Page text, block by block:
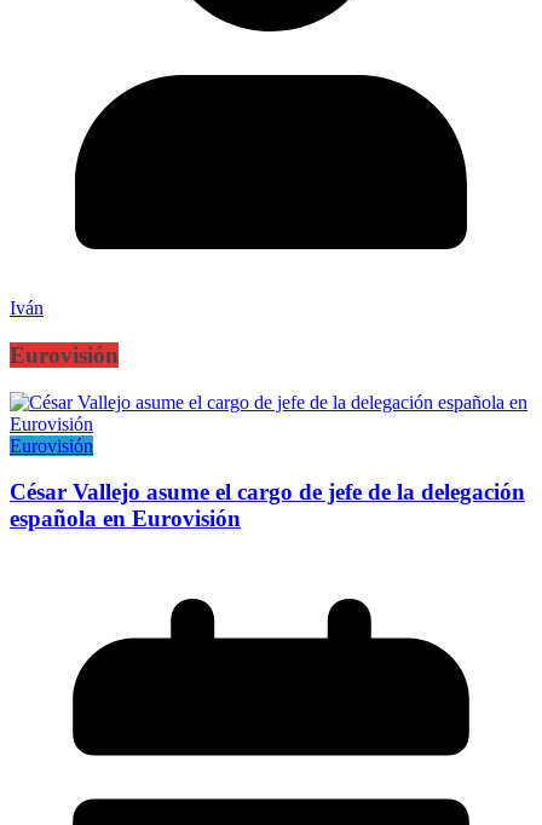
Iván
Eurovisión
Eurovisión
César Vallejo asume el cargo de jefe de la delegación
española en Eurovisión